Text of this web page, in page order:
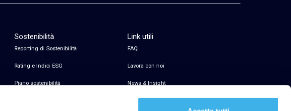
Sostenibilità
Reporting di Sostenibilità
Rating e Indici ESG
Piano sostenibilità
Link utili
FAQ
Lavora con noi
News & Insight
Servizio di firma elettronica